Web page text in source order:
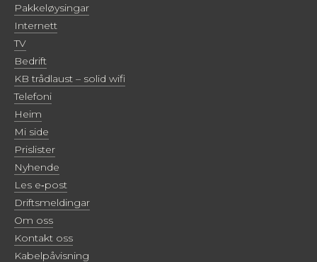
Pakkeløysingar
Internett
TV
Bedrift
KB trådlaust – solid wifi
Telefoni
Heim
Mi side
Prislister
Nyhende
Les e‑post
Driftsmeldingar
Om oss
Kontakt oss
Kabelpåvisning